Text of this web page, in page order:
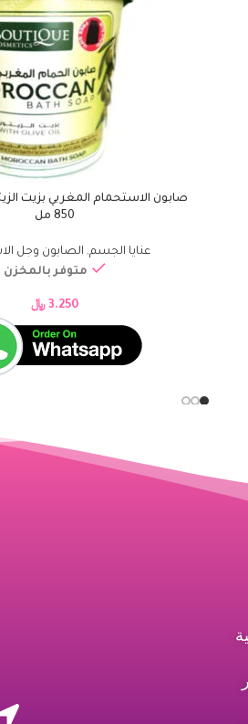
إضافة إلى السلة
صابون الاستحمام المغربي بزيت
850 مل
عنايا الجسم, الصابون وجل
متوفر بالمخزن
3.250 ﷼